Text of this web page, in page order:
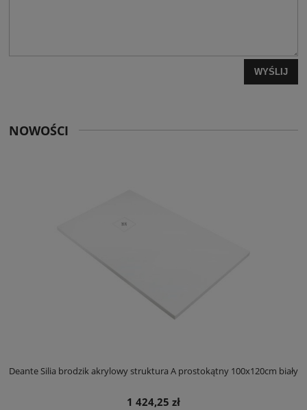
WYŚLIJ
NOWOŚCI
Deante Silia brodzik akrylowy struktura A prostokątny 100x120cm biały
1 424,25 zł